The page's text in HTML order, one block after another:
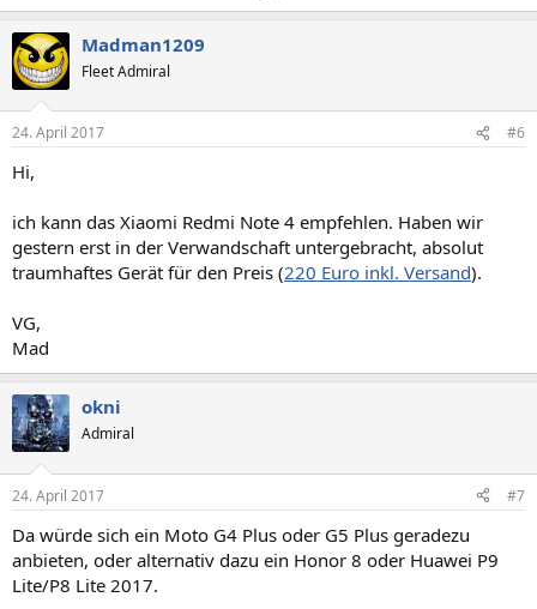
Madman1209
Fleet Admiral
24. April 2017 #6
Hi,
ich kann das Xiaomi Redmi Note 4 empfehlen. Haben wir
gestern erst in der Verwandschaft untergebracht, absolut
traumhaftes Gerät für den Preis (220 Euro inkl. Versand).
VG,
Mad
okni
Admiral
24. April 2017 #7
Da würde sich ein Moto G4 Plus oder G5 Plus geradezu
anbieten, oder alternativ dazu ein Honor 8 oder Huawei P9
Lite/P8 Lite 2017.